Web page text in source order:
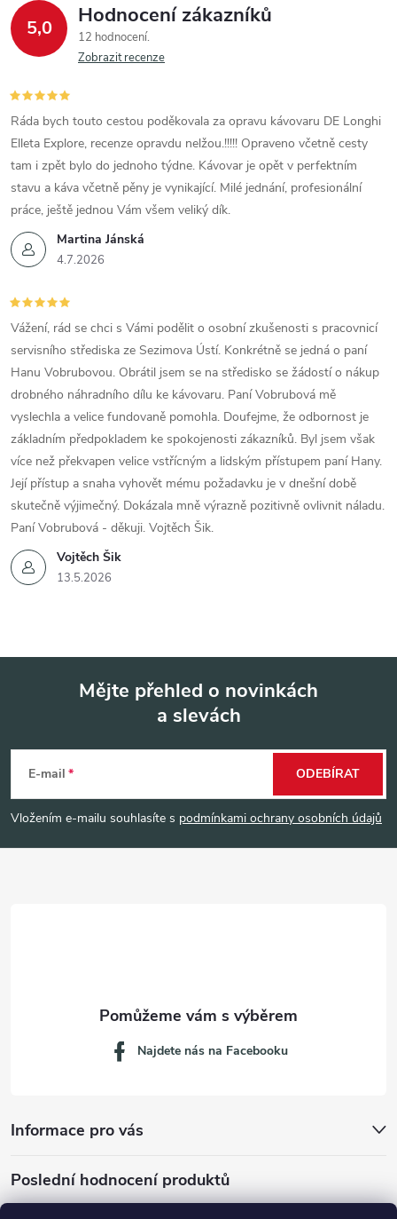
r
v
k
y
v
ý
p
i
s
u
5,0 Hodnocení zákazníků
12 hodnocení
Zobrazit recenze
Martina Jánská
4.7.2026
Ráda bych touto cestou poděkovala za opravu kávovaru DE Longhi
Elleta Explore, recenze opravdu nelžou.!!!!! Opraveno včetně cesty
tam i zpět bylo do jednoho týdne. Kávovar je opět v perfektním
stavu a káva včetně pěny je vynikající. Milé jednání, profesionální
práce, ještě jednou Vám všem veliký dík.
Vojtěch Šik
13.5.2026
Vážení, rád se chci s Vámi podělit o osobní zkušenosti s pracovnicí
servisního střediska ze Sezimova Ústí. Konkrétně se jedná o paní
Hanu Vobrubovou. Obrátil jsem se na středisko se žádostí o nákup
drobného náhradního dílu ke kávovaru. Paní Vobrubová mě
vyslechla a velice fundovaně pomohla. Doufejme, že odbornost je
základním předpokladem ke spokojenosti zákazníků. Byl jsem však
více než překvapen velice vstřícným a lidským přístupem paní Hany.
Její přístup a snaha vyhovět mému požadavku je v dnešní době
skutečně výjimečný. Dokázala mně výrazně pozitivně ovlivnit náladu.
Paní Vobrubová - děkuji. Vojtěch Šik.
p
Mějte přehled o novinkách
a slevách
E-mail
Vložením e-mailu souhlasíte s podmínkami ochrany osobních údajů
ODEBÍRAT
Informace pro vás
Najdete nás na Facebooku
Poslední hodnocení produktů